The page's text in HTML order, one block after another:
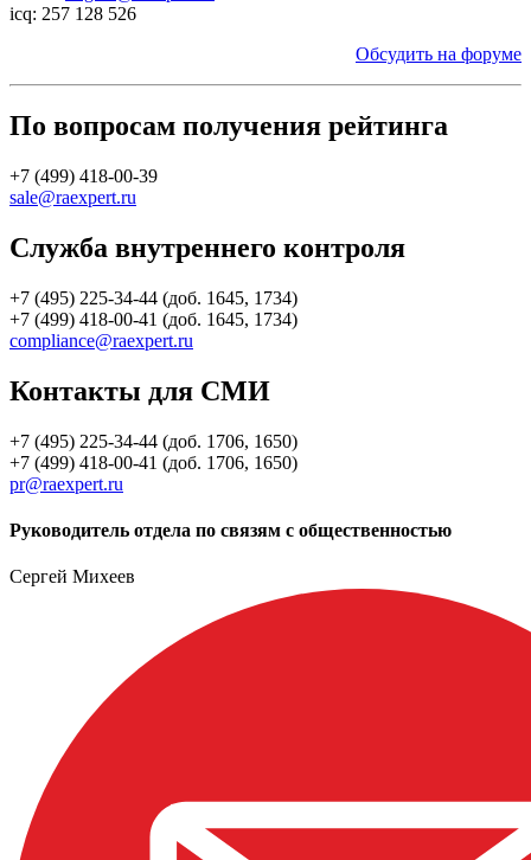
icq: 257 128 526
Обсудить на форуме
По вопросам получения рейтинга
+7 (499) 418-00-39
sale@raexpert.ru
Служба внутреннего контроля
+7 (495) 225-34-44 (доб. 1645, 1734)
+7 (499) 418-00-41 (доб. 1645, 1734)
compliance@raexpert.ru
Контакты для СМИ
+7 (495) 225-34-44 (доб. 1706, 1650)
+7 (499) 418-00-41 (доб. 1706, 1650)
pr@raexpert.ru
Руководитель отдела по связям с общественностью
Сергей Михеев